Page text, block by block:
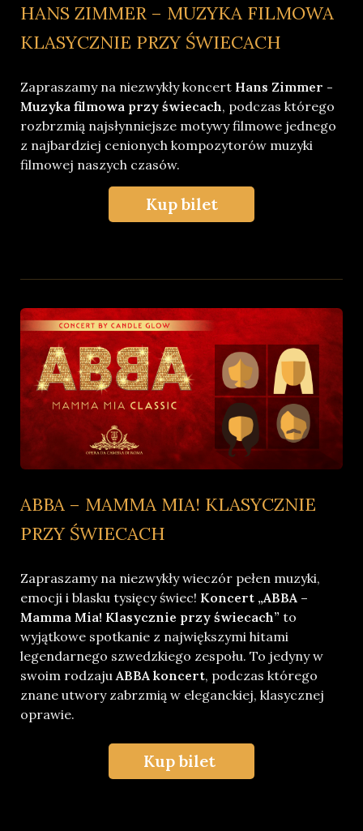
HANS ZIMMER – MUZYKA FILMOWA
KLASYCZNIE PRZY ŚWIECACH
Zapraszamy na niezwykły koncert Hans Zimmer -
Muzyka filmowa przy świecach, podczas którego
rozbrzmią najsłynniejsze motywy filmowe jednego
z najbardziej cenionych kompozytorów muzyki
filmowej naszych czasów.
Kup bilet
ABBA – MAMMA MIA! KLASYCZNIE
PRZY ŚWIECACH
Zapraszamy na niezwykły wieczór pełen muzyki,
emocji i blasku tysięcy świec! Koncert „ABBA –
Mamma Mia! Klasycznie przy świecach” to
wyjątkowe spotkanie z największymi hitami
legendarnego szwedzkiego zespołu. To jedyny w
swoim rodzajuABBA koncert, podczas którego
znane utwory zabrzmią w eleganckiej, klasycznej
oprawie.
Kup bilet